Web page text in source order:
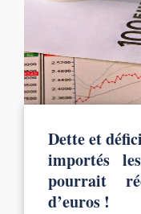
Dette et
importés
pourrait
d’euros !